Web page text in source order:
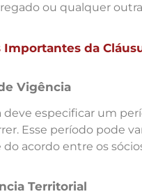
ou qualquer
Importantes da
Vigência
deve especificar um
Esse período pode
do acordo entre os
Territorial